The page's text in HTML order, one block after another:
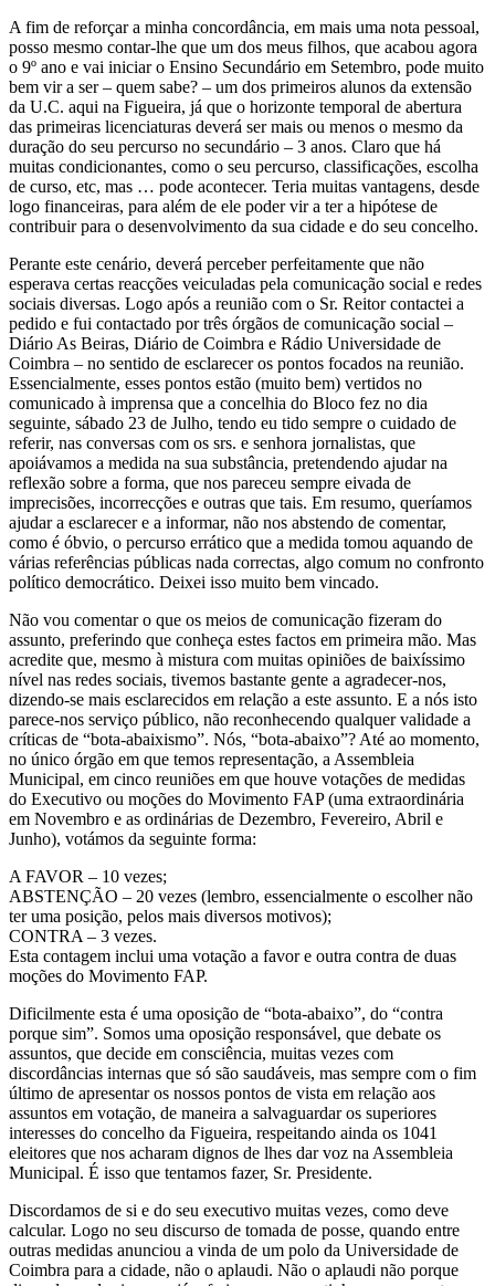
A fim de reforçar a minha concordância, em mais uma nota pessoal,
posso mesmo contar-lhe que um dos meus filhos, que acabou agora
o 9º ano e vai iniciar o Ensino Secundário em Setembro, pode muito
bem vir a ser – quem sabe? – um dos primeiros alunos da extensão
da U.C. aqui na Figueira, já que o horizonte temporal de abertura
das primeiras licenciaturas deverá ser mais ou menos o mesmo da
duração do seu percurso no secundário – 3 anos. Claro que há
muitas condicionantes, como o seu percurso, classificações, escolha
de curso, etc, mas … pode acontecer. Teria muitas vantagens, desde
logo financeiras, para além de ele poder vir a ter a hipótese de
contribuir para o desenvolvimento da sua cidade e do seu concelho.
Perante este cenário, deverá perceber perfeitamente que não
esperava certas reacções veiculadas pela comunicação social e redes
sociais diversas. Logo após a reunião com o Sr. Reitor contactei a
pedido e fui contactado por três órgãos de comunicação social –
Diário As Beiras, Diário de Coimbra e Rádio Universidade de
Coimbra – no sentido de esclarecer os pontos focados na reunião.
Essencialmente, esses pontos estão (muito bem) vertidos no
comunicado à imprensa que a concelhia do Bloco fez no dia
seguinte, sábado 23 de Julho, tendo eu tido sempre o cuidado de
referir, nas conversas com os srs. e senhora jornalistas, que
apoiávamos a medida na sua substância, pretendendo ajudar na
reflexão sobre a forma, que nos pareceu sempre eivada de
imprecisões, incorrecções e outras que tais. Em resumo, queríamos
ajudar a esclarecer e a informar, não nos abstendo de comentar,
como é óbvio, o percurso errático que a medida tomou aquando de
várias referências públicas nada correctas, algo comum no confronto
político democrático. Deixei isso muito bem vincado.
Não vou comentar o que os meios de comunicação fizeram do
assunto, preferindo que conheça estes factos em primeira mão. Mas
acredite que, mesmo à mistura com muitas opiniões de baixíssimo
nível nas redes sociais, tivemos bastante gente a agradecer-nos,
dizendo-se mais esclarecidos em relação a este assunto. E a nós isto
parece-nos serviço público, não reconhecendo qualquer validade a
críticas de “bota-abaixismo”. Nós, “bota-abaixo”? Até ao momento,
no único órgão em que temos representação, a Assembleia
Municipal, em cinco reuniões em que houve votações de medidas
do Executivo ou moções do Movimento FAP (uma extraordinária
em Novembro e as ordinárias de Dezembro, Fevereiro, Abril e
Junho), votámos da seguinte forma:
A FAVOR – 10 vezes;
ABSTENÇÃO – 20 vezes (lembro, essencialmente o escolher não
ter uma posição, pelos mais diversos motivos);
CONTRA – 3 vezes.
Esta contagem inclui uma votação a favor e outra contra de duas
moções do Movimento FAP.
Dificilmente esta é uma oposição de “bota-abaixo”, do “contra
porque sim”. Somos uma oposição responsável, que debate os
assuntos, que decide em consciência, muitas vezes com
discordâncias internas que só são saudáveis, mas sempre com o fim
último de apresentar os nossos pontos de vista em relação aos
assuntos em votação, de maneira a salvaguardar os superiores
interesses do concelho da Figueira, respeitando ainda os 1041
eleitores que nos acharam dignos de lhes dar voz na Assembleia
Municipal. É isso que tentamos fazer, Sr. Presidente.
Discordamos de si e do seu executivo muitas vezes, como deve
calcular. Logo no seu discurso de tomada de posse, quando entre
outras medidas anunciou a vinda de um polo da Universidade de
Coimbra para a cidade, não o aplaudi. Não o aplaudi não porque